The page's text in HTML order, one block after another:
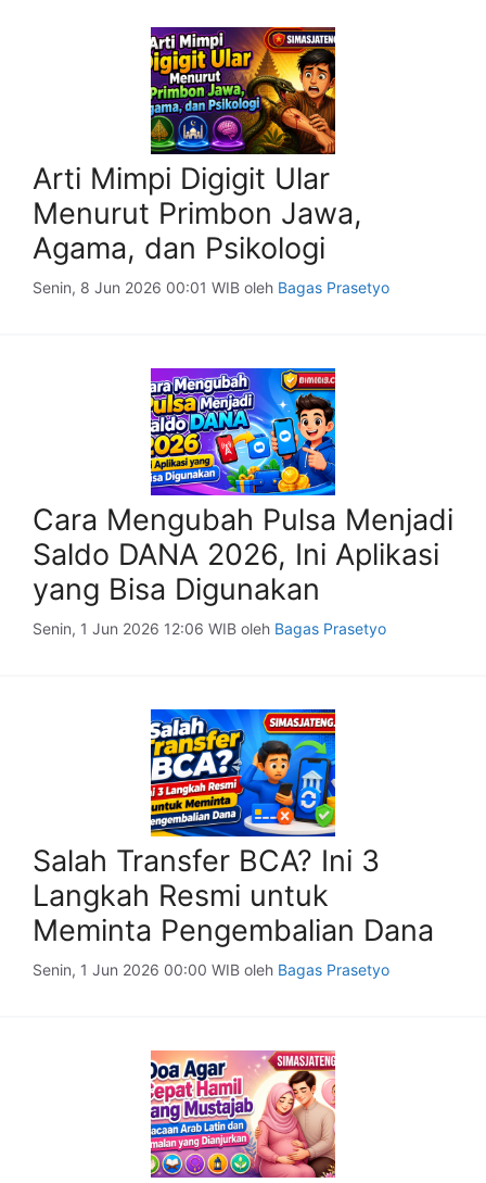
Arti Mimpi Digigit Ular
Menurut Primbon Jawa,
Agama, dan Psikologi
Senin, 8 Jun 2026 00:01 WIB oleh Bagas Prasetyo
Cara Mengubah Pulsa Menjadi
Saldo DANA 2026, Ini Aplikasi
yang Bisa Digunakan
Senin, 1 Jun 2026 12:06 WIB oleh Bagas Prasetyo
Salah Transfer BCA? Ini 3
Langkah Resmi untuk
Meminta Pengembalian Dana
Senin, 1 Jun 2026 00:00 WIB oleh Bagas Prasetyo